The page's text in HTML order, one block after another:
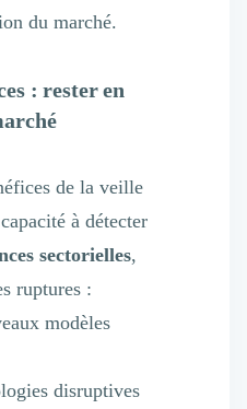
du marché.
: rester en
de la veille
à détecter
sectorielles,
ruptures :
modèles
disruptives